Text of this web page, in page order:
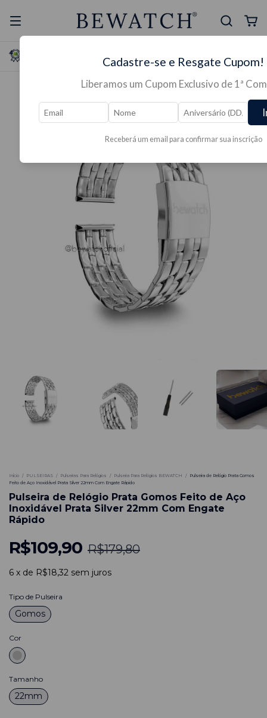
Lojas Físicas
Início / PULSEIRAS / Pulseiras Para Relógios / Pulseira Para Relógios BEWATCH /
Pulseira de Relógio Prata Gomos
Feito de Aço Inoxidável Prata Silver 22mm Com Engate Rápido
Pulseira de Relógio Prata Gomos Feito de Aço
Inoxidável Prata Silver 22mm Com Engate
Rápido
R$109,90 R$179,80
6 x de R$18,32 sem juros
Tipo de Pulseira
Gomos
Cor
Tamanho
22mm
Cadastre-se e Resgate Cupom!
Liberamos um Cupom Exclusivo de 1ª
Receberá um email para confirmar sua inscrição